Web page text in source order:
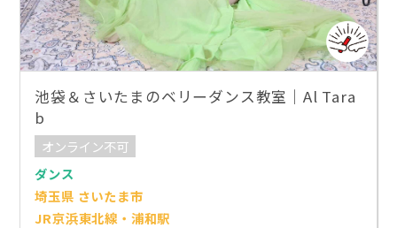
池袋＆さいたまのベリーダンス教室｜Al Tara
b
オンライン不可
ダンス
埼玉県 さいたま市
JR京浜東北線・浦和駅